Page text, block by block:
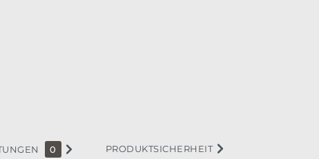
0 PRODUKTSICHERHEIT